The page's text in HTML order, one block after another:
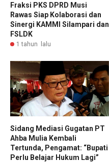
Fraksi PKS DPRD Musi
Rawas Siap Kolaborasi dan
Sinergi KAMMI Silampari dan
FSLDK
1 tahun lalu
Sidang Mediasi Gugatan PT
Ahba Mulia Kembali
Tertunda, Pengamat: “Bupati
Perlu Belajar Hukum Lagi”